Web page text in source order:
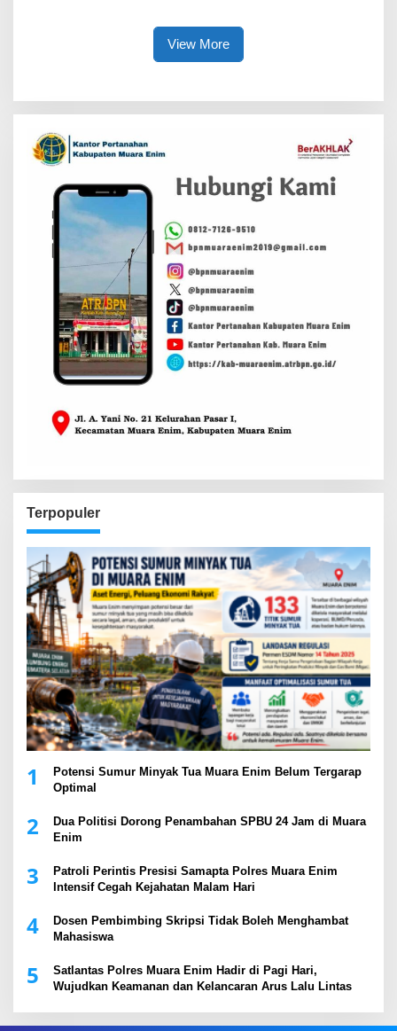
Daerah
View More
Terpopuler
1
Potensi Sumur Minyak Tua Muara Enim Belum Tergarap
Optimal
2
Dua Politisi Dorong Penambahan SPBU 24 Jam di Muara
Enim
3
Patroli Perintis Presisi Samapta Polres Muara Enim
Intensif Cegah Kejahatan Malam Hari
4
Dosen Pembimbing Skripsi Tidak Boleh Menghambat
Mahasiswa
5
Satlantas Polres Muara Enim Hadir di Pagi Hari,
Wujudkan Keamanan dan Kelancaran Arus Lalu Lintas